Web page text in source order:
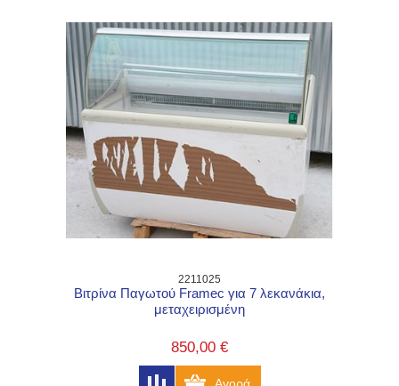
2211025
Βιτρίνα Παγωτού Framec για 7 λεκανάκια,
μεταχειρισμένη
850,00 €